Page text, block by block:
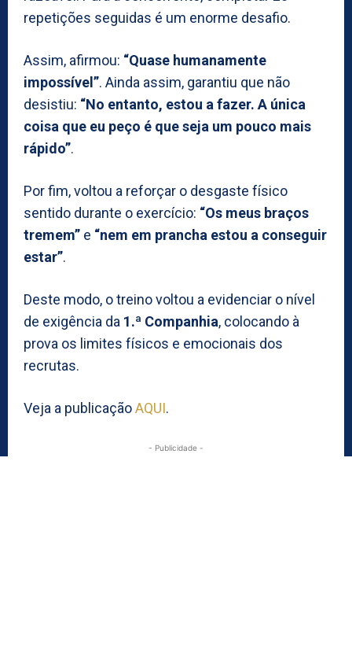
repetições seguidas é um enorme desafio.
Assim, afirmou: “Quase humanamente
impossível”. Ainda assim, garantiu que não
desistiu: “No entanto, estou a fazer. A única
coisa que eu peço é que seja um pouco mais
rápido”.
Por fim, voltou a reforçar o desgaste físico
sentido durante o exercício: “Os meus braços
tremem” e “nem em prancha estou a conseguir
estar”.
Deste modo, o treino voltou a evidenciar o nível
de exigência da 1.ª Companhia, colocando à
prova os limites físicos e emocionais dos
recrutas.
Veja a publicaçãoAQUI.
- Publicidade -